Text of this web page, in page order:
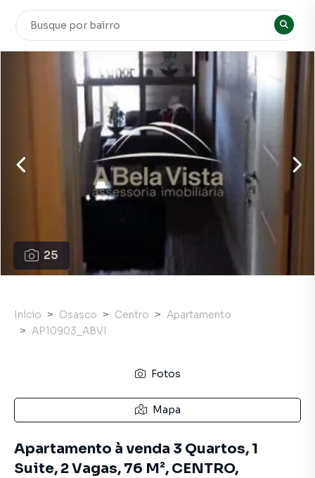
25
Início Osasco Centro
Apartamento
AP10903_ABVI
Fotos
Mapa
Apartamento à venda 3 Quartos, 1
Suite, 2 Vagas, 76 M², CENTRO,